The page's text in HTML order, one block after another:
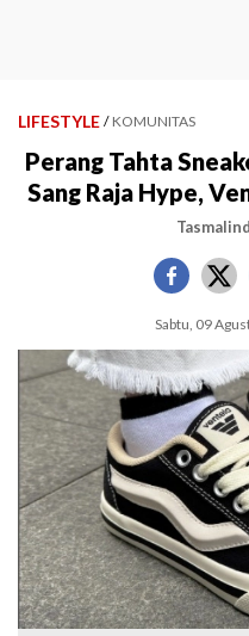
LIFESTYLE / KOMUNITAS
Perang Tahta
Sang Raja Hype,
Sabtu, 09